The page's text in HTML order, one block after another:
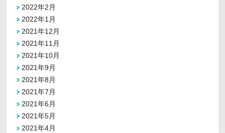
2022年2月
2022年1月
2021年12月
2021年11月
2021年10月
2021年9月
2021年8月
2021年7月
2021年6月
2021年5月
2021年4月